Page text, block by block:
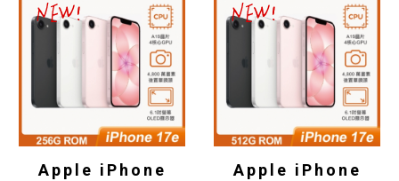
Apple iPhone
Apple iPhone